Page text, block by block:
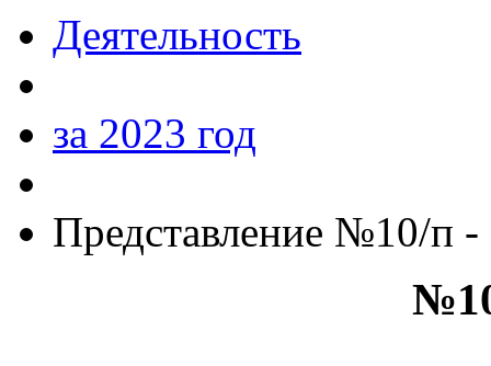
Деятельность
за 2023 год
Представление №10/п